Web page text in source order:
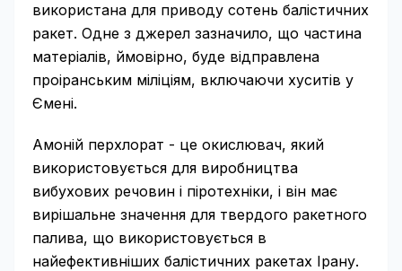
використана для приводу сотень балістичних
ракет. Одне з джерел зазначило, що частина
матеріалів, ймовірно, буде відправлена
проіранським міліціям, включаючи хуситів у
Ємені.
Амоній перхлорат - це окислювач, який
використовується для виробництва
вибухових речовин і піротехніки, і він має
вирішальне значення для твердого ракетного
палива, що використовується в
найефективніших балістичних ракетах Ірану.